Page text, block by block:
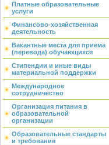
Платные образовательные
услуги
Финансово-хозяйственная
деятельность
Вакантные места для приема
(перевода) обучающихся
Стипендии и иные виды
материальной поддержки
Международное
сотрудничество
Организация питания в
образовательной
организации
Образовательные стандарты
и требования